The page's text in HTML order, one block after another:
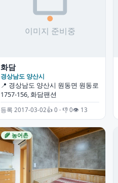
화담
경상남도 양산시
📍 경상남도 양산시 원동면 원동로
1757-156, 화담팬션
등록 2017-03-02👍 0 · 👎 0👁 13
🌾 농어촌